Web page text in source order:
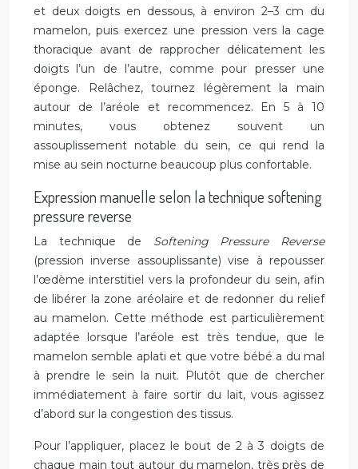
et deux doigts en dessous, à environ 2–3 cm du
mamelon, puis exercez une pression vers la cage
thoracique avant de rapprocher délicatement les
doigts l’un de l’autre, comme pour presser une
éponge. Relâchez, tournez légèrement la main
autour de l’aréole et recommencez. En 5 à 10
minutes, vous obtenez souvent un
assouplissement notable du sein, ce qui rend la
mise au sein nocturne beaucoup plus confortable.
Expression manuelle selon la technique softening
pressure reverse
La technique de Softening Pressure Reverse
(pression inverse assouplissante) vise à repousser
l’œdème interstitiel vers la profondeur du sein, afin
de libérer la zone aréolaire et de redonner du relief
au mamelon. Cette méthode est particulièrement
adaptée lorsque l’aréole est très tendue, que le
mamelon semble aplati et que votre bébé a du mal
à prendre le sein la nuit. Plutôt que de chercher
immédiatement à faire sortir du lait, vous agissez
d’abord sur la congestion des tissus.
Pour l’appliquer, placez le bout de 2 à 3 doigts de
chaque main tout autour du mamelon, très près de